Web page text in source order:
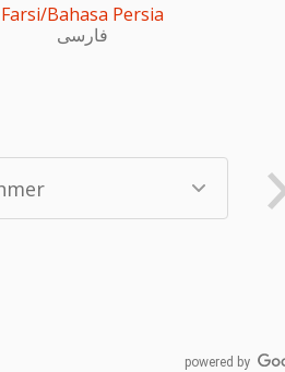
Farsi/Bahasa Persia
فارسی
powered by